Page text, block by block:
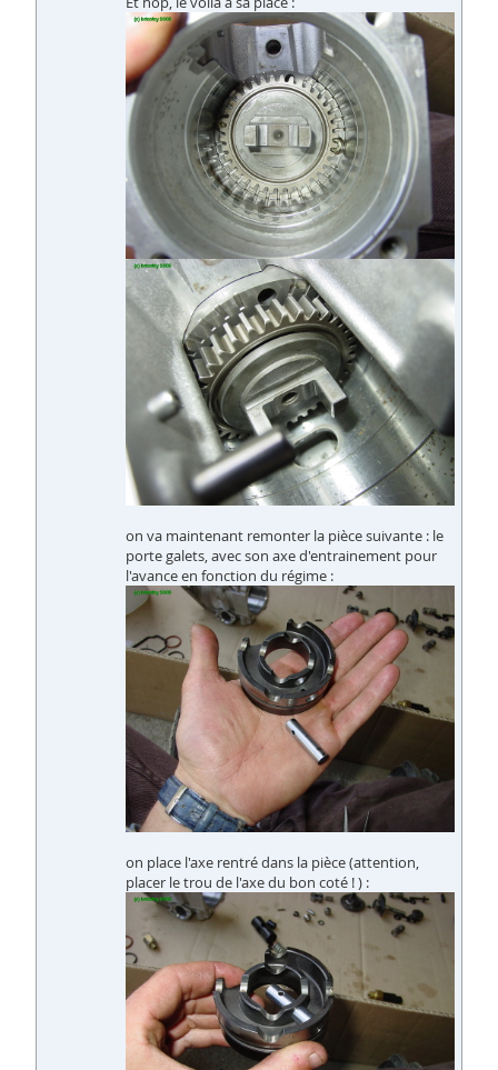
on va maintenant remonter la pièce suivante : le
porte galets, avec son axe d'entrainement pour
l'avance en fonction du régime :
on place l'axe rentré dans la pièce (attention,
placer le trou de l'axe du bon coté ! ) :